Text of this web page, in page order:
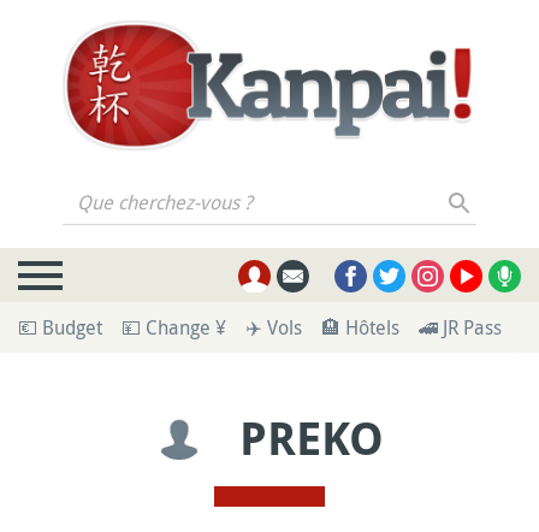
Que cherchez-vous ?
💶 Budget 💴 Change ¥ ✈️ Vols 🏨 Hôtels 🚄 JR Pass
PREKO